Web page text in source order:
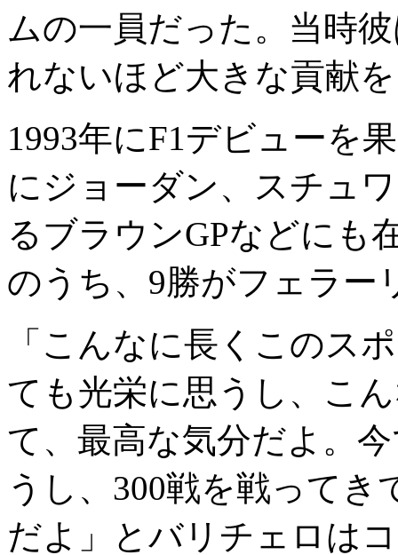
ムの一員だった。当時
れないほど大きな貢献
1993年にF1デビューを
にジョーダン、スチュ
るブラウンGPなどにも
のうち、9勝がフェラー
「こんなに長くこのス
ても光栄に思うし、こ
て、最高な気分だよ。
うし、300戦を戦って
だよ」とバリチェロは